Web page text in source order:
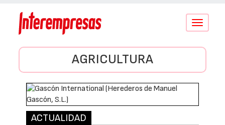
Conmutar
AGRICULTURA
ACTUALIDAD